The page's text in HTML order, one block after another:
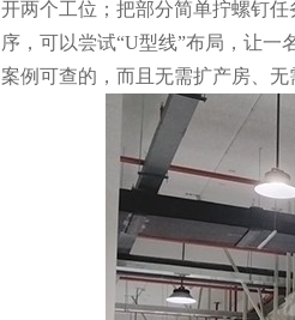
开两个工位；把部分简单拧螺钉
序，可以尝试“U型线”布局，让一
案例可查的，而且无需扩产房、无